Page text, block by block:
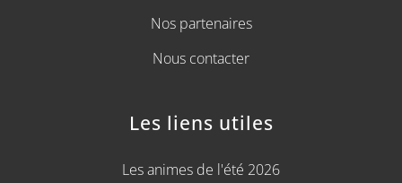
Nos partenaires
Nous contacter
Les liens utiles
Les animes de l'été 2026